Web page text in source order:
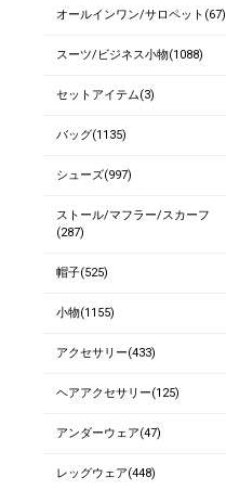
オールインワン/サロペット(67)
スーツ/ビジネス小物(1088)
セットアイテム(3)
バッグ(1135)
シューズ(997)
ストール/マフラー/スカーフ
(287)
帽子(525)
小物(1155)
アクセサリー(433)
ヘアアクセサリー(125)
アンダーウェア(47)
レッグウェア(448)